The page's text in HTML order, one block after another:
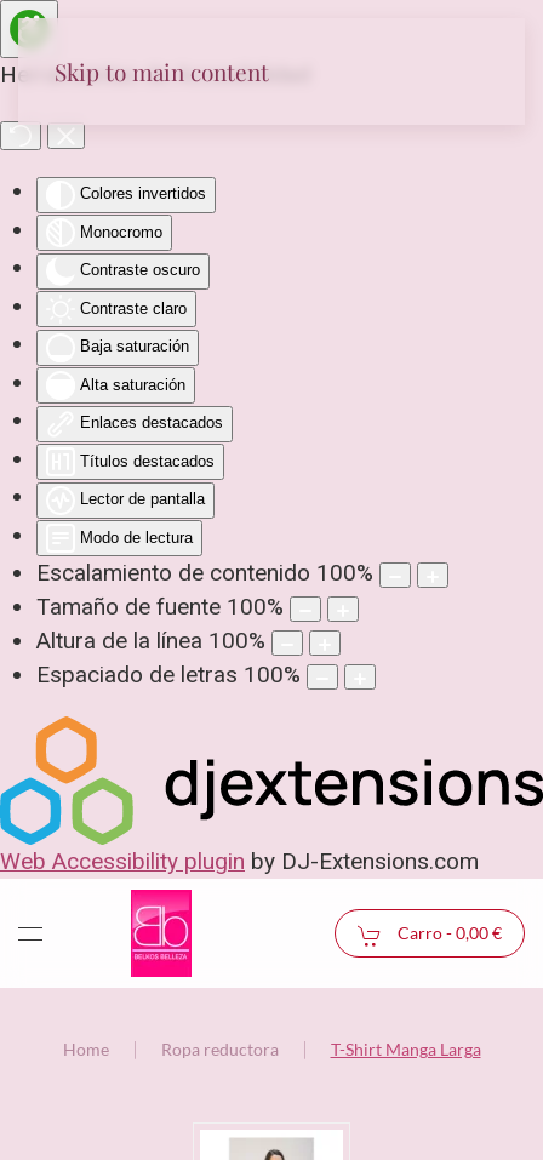
Herramientas de Accesibilidad
Colores invertidos
Monocromo
Contraste oscuro
Contraste claro
Baja saturación
Alta saturación
Enlaces destacados
Títulos destacados
Lector de pantalla
Modo de lectura
Escalamiento de contenido 100%
Tamaño de fuente 100%
Altura de la línea 100%
Espaciado de letras 100%
Web Accessibility plugin by DJ-Extensions.com
Skip to main content
Carro -0,00 €
Home Ropa reductora T-Shirt Manga Larga